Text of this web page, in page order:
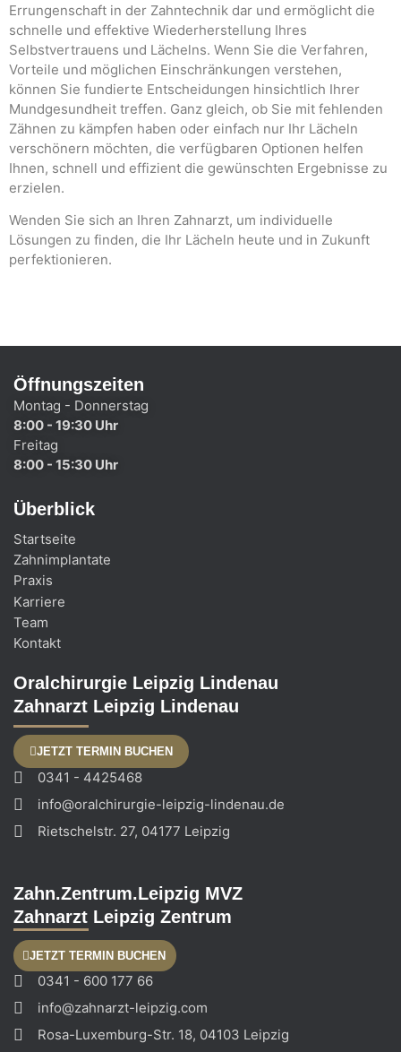
Errungenschaft in der Zahntechnik dar und ermöglicht die
schnelle und effektive Wiederherstellung Ihres
Selbstvertrauens und Lächelns. Wenn Sie die Verfahren,
Vorteile und möglichen Einschränkungen verstehen,
können Sie fundierte Entscheidungen hinsichtlich Ihrer
Mundgesundheit treffen. Ganz gleich, ob Sie mit fehlenden
Zähnen zu kämpfen haben oder einfach nur Ihr Lächeln
verschönern möchten, die verfügbaren Optionen helfen
Ihnen, schnell und effizient die gewünschten Ergebnisse zu
erzielen.
Wenden Sie sich an Ihren Zahnarzt, um individuelle
Lösungen zu finden, die Ihr Lächeln heute und in Zukunft
perfektionieren.
Öffnungszeiten
Montag - Donnerstag
8:00 - 19:30 Uhr
Freitag
8:00 - 15:30 Uhr
Überblick
Startseite
Zahnimplantate
Praxis
Karriere
Team
Kontakt
Oralchirurgie Leipzig Lindenau
Zahnarzt Leipzig Lindenau
JETZT TERMIN BUCHEN
0341 - 4425468
info@oralchirurgie-leipzig-lindenau.de
Rietschelstr. 27, 04177 Leipzig
Zahn.Zentrum.Leipzig MVZ
Zahnarzt Leipzig Zentrum
JETZT TERMIN BUCHEN
0341 - 600 177 66
info@zahnarzt-leipzig.com
Rosa-Luxemburg-Str. 18, 04103 Leipzig